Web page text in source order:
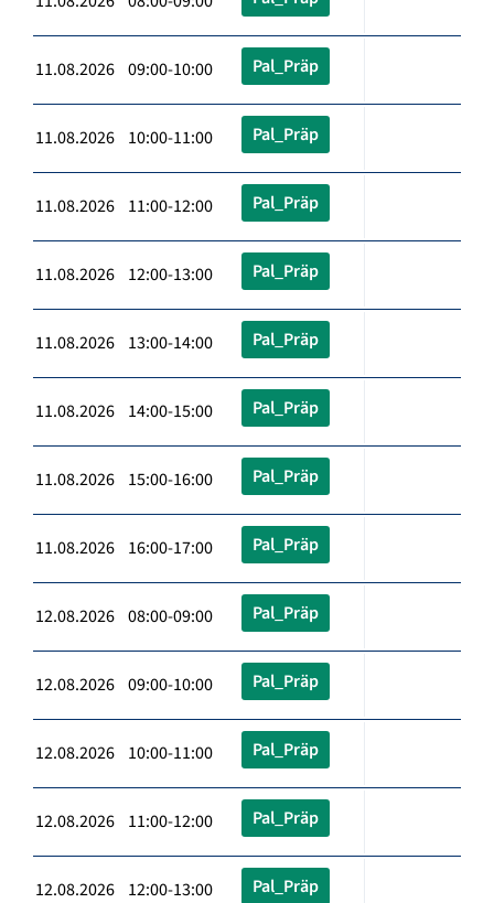
11.08.2026 09:00-10:00 Pal_Präp
11.08.2026 10:00-11:00 Pal_Präp
11.08.2026 11:00-12:00 Pal_Präp
11.08.2026 12:00-13:00 Pal_Präp
11.08.2026 13:00-14:00 Pal_Präp
11.08.2026 14:00-15:00 Pal_Präp
11.08.2026 15:00-16:00 Pal_Präp
11.08.2026 16:00-17:00 Pal_Präp
12.08.2026 08:00-09:00 Pal_Präp
12.08.2026 09:00-10:00 Pal_Präp
12.08.2026 10:00-11:00 Pal_Präp
12.08.2026 11:00-12:00 Pal_Präp
12.08.2026 12:00-13:00 Pal_Präp